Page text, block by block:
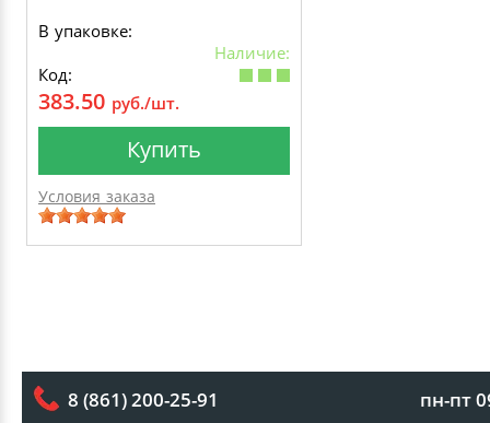
В упаковке:
Наличие:
Код:
383.50 руб./шт.
Купить
Условия заказа
8 (861) 200-25-91 пн-пт